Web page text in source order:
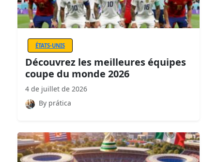
ÉTATS-UNIS
Découvrez les meilleures équipes
coupe du monde 2026
4 de juillet de 2026
By prática